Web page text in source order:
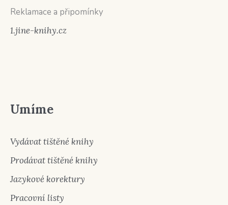
Reklamace a připomínky
1.jine-knihy.cz
Umíme
Vydávat tištěné knihy
Prodávat tištěné knihy
Jazykové korektury
Pracovní listy